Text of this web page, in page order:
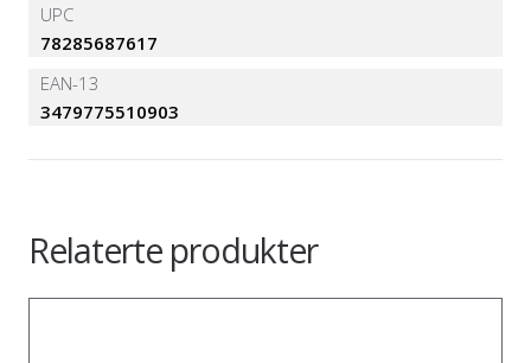
UPC
78285687617
EAN-13
3479775510903
Relaterte produkter